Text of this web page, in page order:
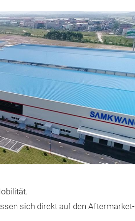
sich direkt auf den Aftermarket-